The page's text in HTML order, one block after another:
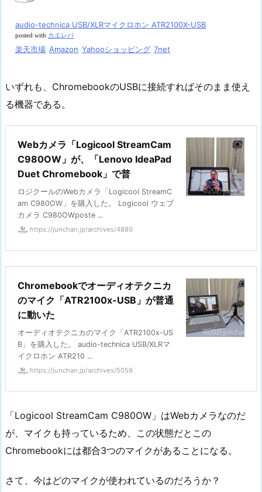
audio-technica USB/XLRマイクロホン ATR2100X-USB
posted with カエレバ
楽天市場 Amazon Yahooショッピング 7net
いずれも、ChromebookのUSBに接続すればそのまま使え
る機器である。
Webカメラ「Logicool StreamCam
C980OW」が、「Lenovo IdeaPad
Duet Chromebook」で普
ロジクールのWebカメラ「Logicool StreamC
am C980OW」を購入した。 Logicool ウェブ
カメラ C980OWposte ...
https://junchan.jp/archives/4880
Chromebookでオーディオテクニカ
のマイク「ATR2100x-USB」が普通
に動いた
オーディオテクニカのマイク「ATR2100x-US
B」を購入した。 audio-technica USB/XLRマ
イクロホン ATR210 ...
https://junchan.jp/archives/5059
「Logicool StreamCam C980OW」はWebカメラなのだ
が、マイクも持っているため、この状態だとこの
Chromebookには都合3つのマイクがあることになる。
さて、今はどのマイクが使われているのだろうか？